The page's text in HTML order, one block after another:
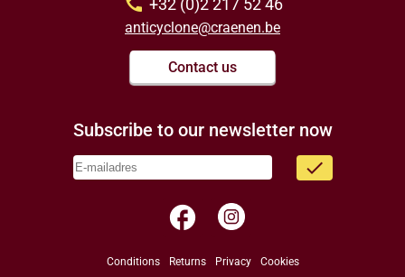
anticyclone@craenen.be
Contact us
Subscribe to our newsletter now
done
facebook
Conditions Returns Privacy Cookies